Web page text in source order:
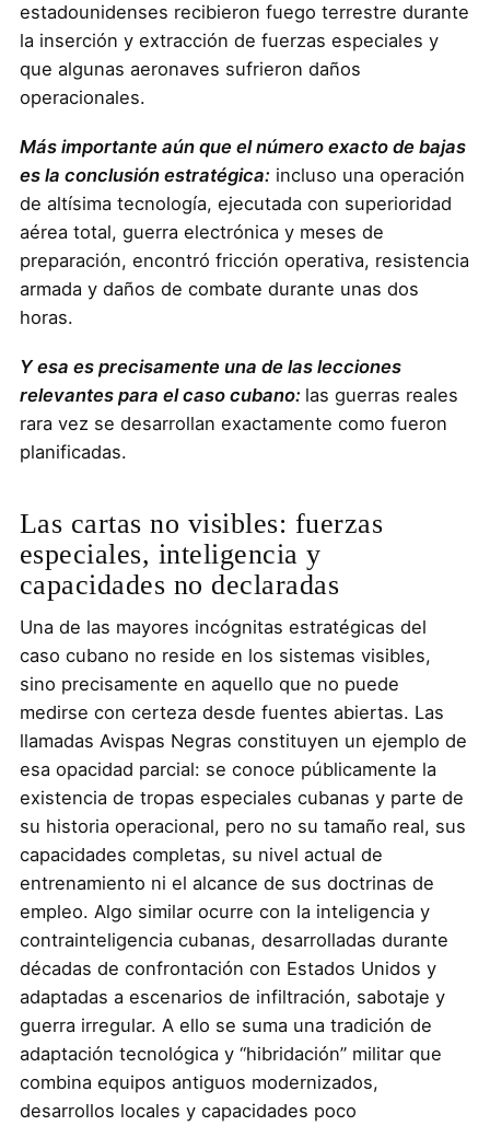
estadounidenses recibieron fuego terrestre durante
la inserción y extracción de fuerzas especiales y
que algunas aeronaves sufrieron daños
operacionales.
Más importante aún que el número exacto de bajas
es la conclusión estratégica: incluso una operación
de altísima tecnología, ejecutada con superioridad
aérea total, guerra electrónica y meses de
preparación, encontró fricción operativa, resistencia
armada y daños de combate durante unas dos
horas.
Y esa es precisamente una de las lecciones
relevantes para el caso cubano: las guerras reales
rara vez se desarrollan exactamente como fueron
planificadas.
Las cartas no visibles: fuerzas
especiales, inteligencia y
capacidades no declaradas
Una de las mayores incógnitas estratégicas del
caso cubano no reside en los sistemas visibles,
sino precisamente en aquello que no puede
medirse con certeza desde fuentes abiertas. Las
llamadas Avispas Negras constituyen un ejemplo de
esa opacidad parcial: se conoce públicamente la
existencia de tropas especiales cubanas y parte de
su historia operacional, pero no su tamaño real, sus
capacidades completas, su nivel actual de
entrenamiento ni el alcance de sus doctrinas de
empleo. Algo similar ocurre con la inteligencia y
contrainteligencia cubanas, desarrolladas durante
décadas de confrontación con Estados Unidos y
adaptadas a escenarios de infiltración, sabotaje y
guerra irregular. A ello se suma una tradición de
adaptación tecnológica y “hibridación” militar que
combina equipos antiguos modernizados,
desarrollos locales y capacidades poco